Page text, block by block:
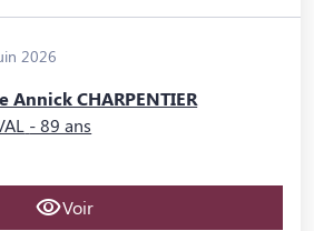
2026
Annick CHARPENTIER
- 89 ans
Voir